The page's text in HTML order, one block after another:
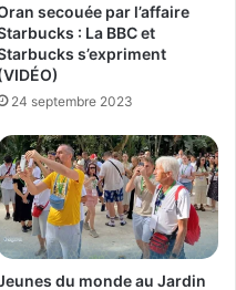
secouée par l’affaire
: La BBC et
s’expriment
24 septembre 2023
du monde au Jardin